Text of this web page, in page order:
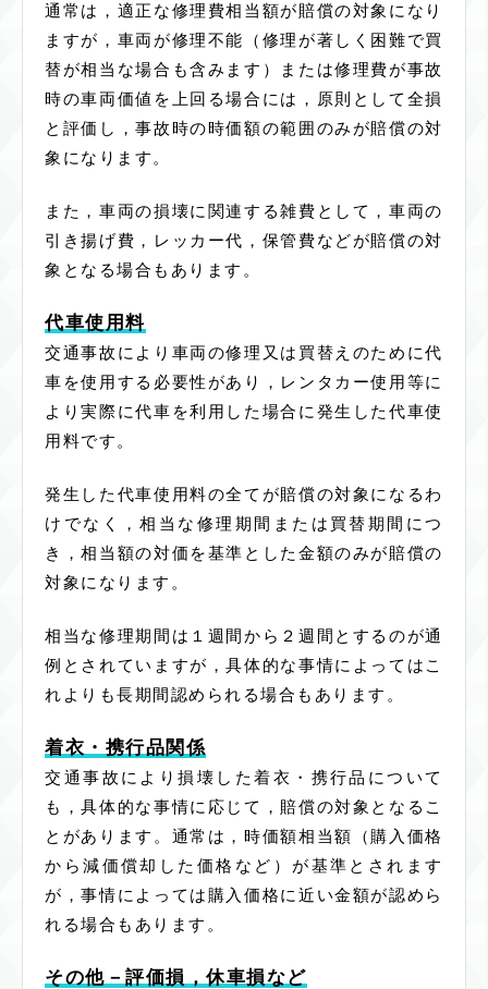
通常は，適正な修理費相当額が賠償の対象になり
ますが，車両が修理不能（修理が著しく困難で買
替が相当な場合も含みます）または修理費が事故
時の車両価値を上回る場合には，原則として全損
と評価し，事故時の時価額の範囲のみが賠償の対
象になります。
また，車両の損壊に関連する雑費として，車両の
引き揚げ費，レッカー代，保管費などが賠償の対
象となる場合もあります。
代車使用料
交通事故により車両の修理又は買替えのために代
車を使用する必要性があり，レンタカー使用等に
より実際に代車を利用した場合に発生した代車使
用料です。
発生した代車使用料の全てが賠償の対象になるわ
けでなく，相当な修理期間または買替期間につ
き，相当額の対価を基準とした金額のみが賠償の
対象になります。
相当な修理期間は１週間から２週間とするのが通
例とされていますが，具体的な事情によってはこ
れよりも長期間認められる場合もあります。
着衣・携行品関係
交通事故により損壊した着衣・携行品について
も，具体的な事情に応じて，賠償の対象となるこ
とがあります。通常は，時価額相当額（購入価格
から減価償却した価格など）が基準とされます
が，事情によっては購入価格に近い金額が認めら
れる場合もあります。
その他－評価損，休車損など